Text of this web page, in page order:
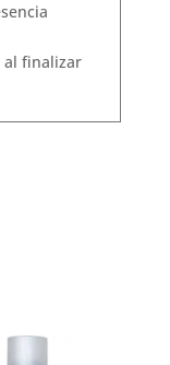
al finalizar